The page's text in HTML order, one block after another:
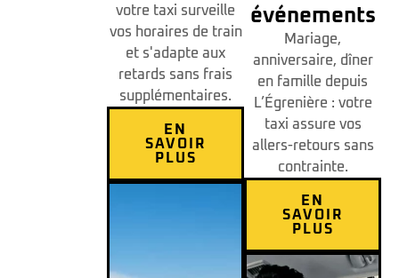
votre taxi surveille
vos horaires de train
et s'adapte aux
retards sans frais
supplémentaires.
EN
SAVOIR
PLUS
événements
Mariage,
anniversaire, dîner
en famille depuis
L’Égrenière : votre
taxi assure vos
allers-retours sans
contrainte.
EN
SAVOIR
PLUS